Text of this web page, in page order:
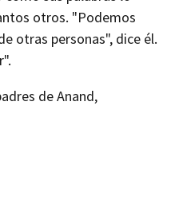
otros. "Podemos
otras personas", dice él.
de Anand,